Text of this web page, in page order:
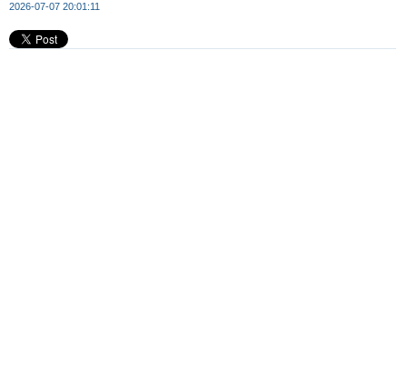
2026-07-07 20:01:11